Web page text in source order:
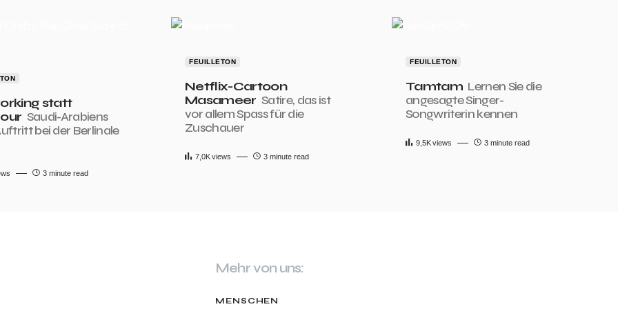
statt
Saudi-Arabiens
bei der Berlinale
3 minute read
FEUILLETON
Netflix-Cartoon
Masameer Satire, das ist
vor allem Spass für die
Zuschauer
7,0Kviews 3 minute read
FEUILLETON
Tamtam Lernen Sie die
angesagte Singer-
Songwriterin kennen
9,5Kviews 3 minute read
Mehr von uns:
MENSCHEN